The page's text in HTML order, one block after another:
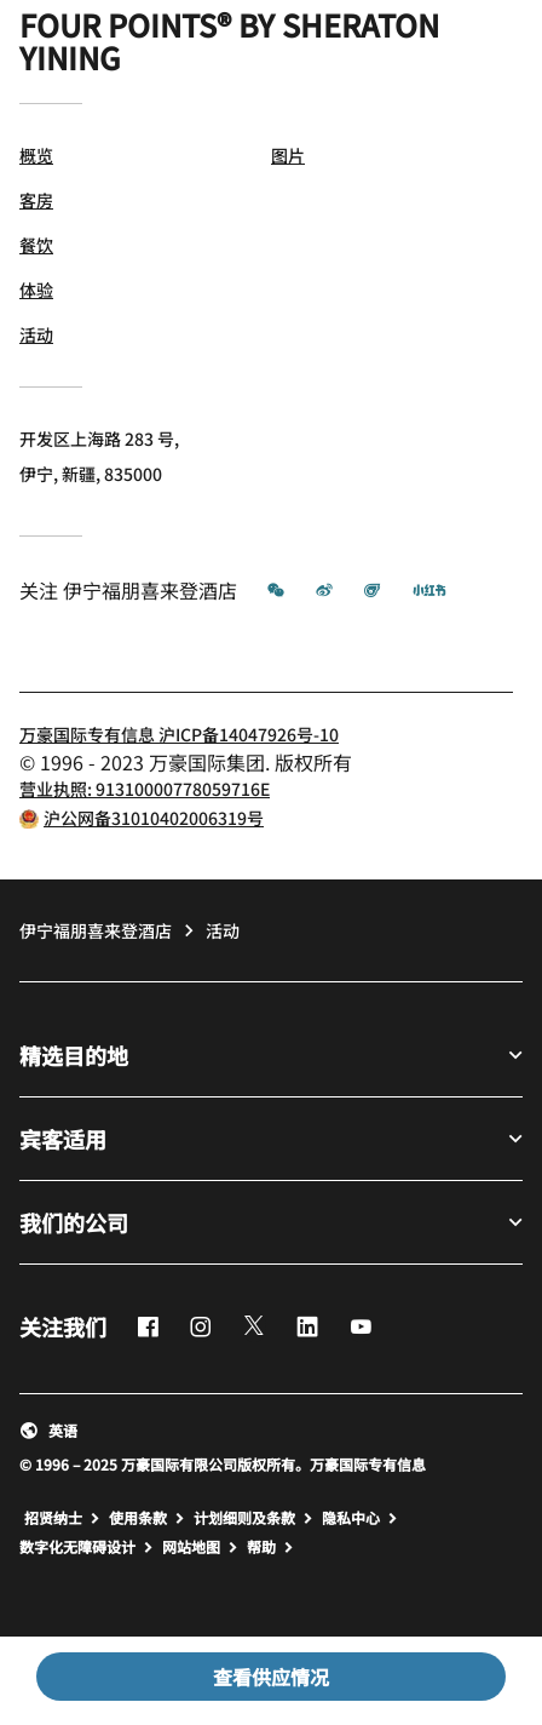
查看供应情况
FOUR POINTS® BY SHERATON
YINING
概览
客房
餐饮
体验
活动
图片
开发区上海路 283 号,
伊宁, 新疆, 835000
关注 伊宁福朋喜来登酒店 微信 微博 飞猪 小红书
万豪国际专有信息 沪ICP备14047926号-10
© 1996 - 2023 万豪国际集团. 版权所有
营业执照: 91310000778059716E
沪公网备31010402006319号
伊宁福朋喜来登酒店 活动
精选目的地
宾客适用
我们的公司
关注我们 FacebookInstagram
Twitter LinkedIn
© 1996 – 2025 万豪国际有限公司版权所有。万豪国际专有信息
英语
招贤纳士 使用条款 计划细则及条款
隐私中心
数字化无障碍设计
网站地图 打开新窗口
帮助